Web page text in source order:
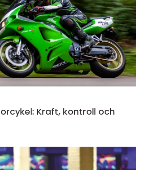
Kraft, kontroll och